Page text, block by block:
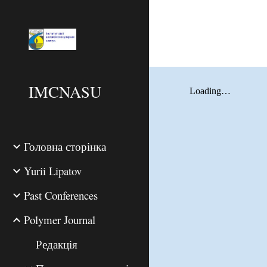
IMCNASU
Головна сторінка
Yurii Lipatov
Past Conferences
Polymer Journal
Редакція